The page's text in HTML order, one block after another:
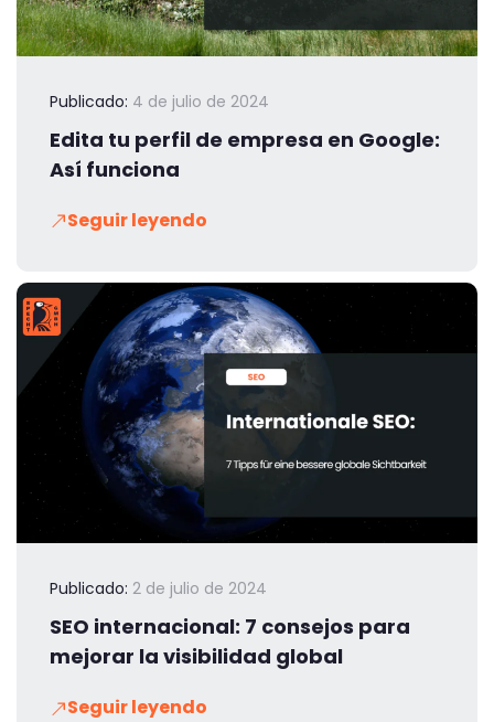
Publicado: 4 de julio de 2024
Edita tu perfil de empresa en Google:
Así funciona
Seguir leyendo
Publicado: 2 de julio de 2024
SEO internacional: 7 consejos para
mejorar la visibilidad global
Seguir leyendo